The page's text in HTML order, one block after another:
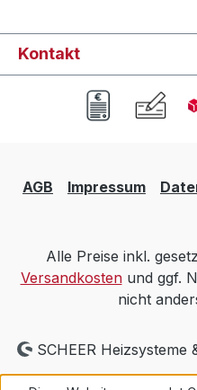
Kontakt
AGB Impressum
Alle Preise inkl.
Versandkostenund ggf.
nicht
SCHEER Heizsysteme